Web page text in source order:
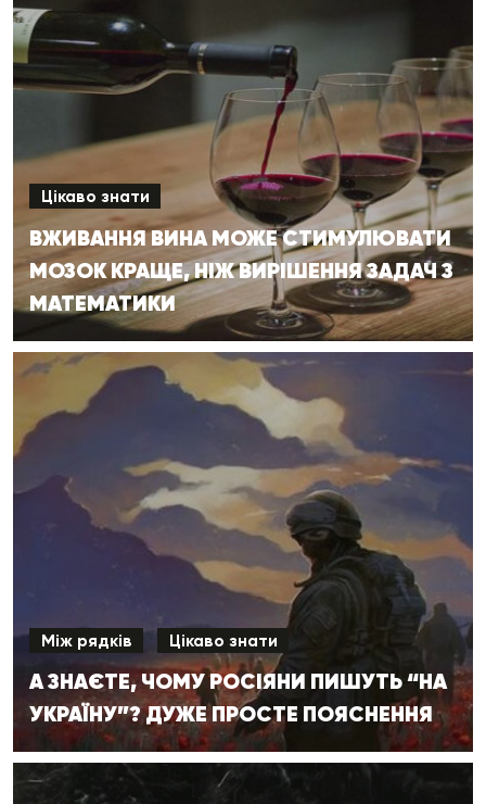
Цікаво знати
ВЖИВАННЯ ВИНА МОЖЕ СТИМУЛЮВАТИ
МОЗОК КРАЩЕ, НІЖ ВИРІШЕННЯ ЗАДАЧ З
МАТЕМАТИКИ
Між рядків Цікаво знати
А ЗНАЄТЕ, ЧОМУ РОСІЯНИ ПИШУТЬ “НА
УКРАЇНУ”? ДУЖЕ ПРОСТЕ ПОЯСНЕННЯ